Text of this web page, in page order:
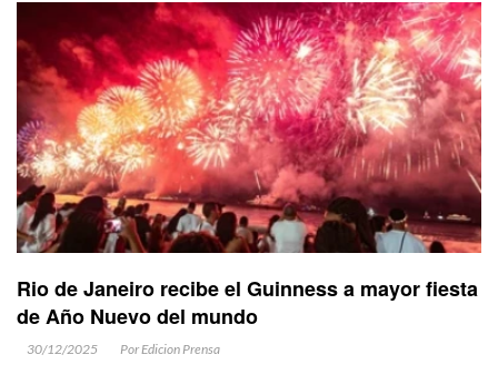
Rio de Janeiro recibe el Guinness a mayor fiesta
de Año Nuevo del mundo
30/12/2025 Por Edicion Prensa